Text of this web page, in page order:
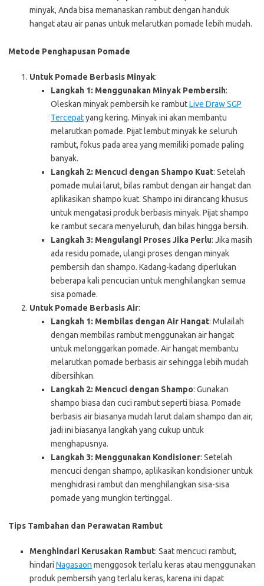
minyak, Anda bisa memanaskan rambut dengan handuk
hangat atau air panas untuk melarutkan pomade lebih mudah.
Metode Penghapusan Pomade
Untuk Pomade Berbasis Minyak:
Langkah 1: Menggunakan Minyak Pembersih:
Oleskan minyak pembersih ke rambutLive Draw SGP
Tercepatyang kering. Minyak ini akan membantu
melarutkan pomade. Pijat lembut minyak ke seluruh
rambut, fokus pada area yang memiliki pomade paling
banyak.
Langkah 2: Mencuci dengan Shampo Kuat: Setelah
pomade mulai larut, bilas rambut dengan air hangat dan
aplikasikan shampo kuat. Shampo ini dirancang khusus
untuk mengatasi produk berbasis minyak. Pijat shampo
ke rambut secara menyeluruh, dan bilas hingga bersih.
Langkah 3: Mengulangi Proses Jika Perlu: Jika masih
ada residu pomade, ulangi proses dengan minyak
pembersih dan shampo. Kadang-kadang diperlukan
beberapa kali pencucian untuk menghilangkan semua
sisa pomade.
Untuk Pomade Berbasis Air:
Langkah 1: Membilas dengan Air Hangat: Mulailah
dengan membilas rambut menggunakan air hangat
untuk melonggarkan pomade. Air hangat membantu
melarutkan pomade berbasis air sehingga lebih mudah
dibersihkan.
Langkah 2: Mencuci dengan Shampo: Gunakan
shampo biasa dan cuci rambut seperti biasa. Pomade
berbasis air biasanya mudah larut dalam shampo dan air,
jadi ini biasanya langkah yang cukup untuk
menghapusnya.
Langkah 3: Menggunakan Kondisioner: Setelah
mencuci dengan shampo, aplikasikan kondisioner untuk
menghidrasi rambut dan menghilangkan sisa-sisa
pomade yang mungkin tertinggal.
Tips Tambahan dan Perawatan Rambut
Menghindari Kerusakan Rambut: Saat mencuci rambut,
hindari Nagasaon menggosok terlalu keras atau menggunakan
produk pembersih yang terlalu keras, karena ini dapat